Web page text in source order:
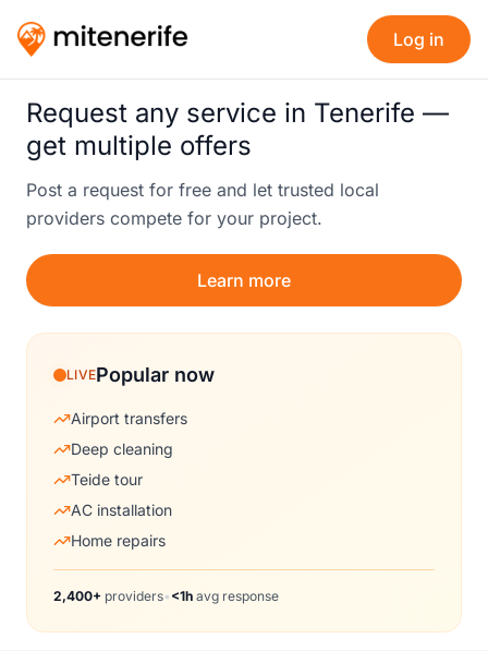
Log in
Request any service in Tenerife —
get multiple offers
Post a request for free and let trusted local
providers compete for your project.
Learn more
LIVEPopular now
Airport transfers
Deep cleaning
Teide tour
AC installation
Home repairs
2,400+ providers• <1h avg response